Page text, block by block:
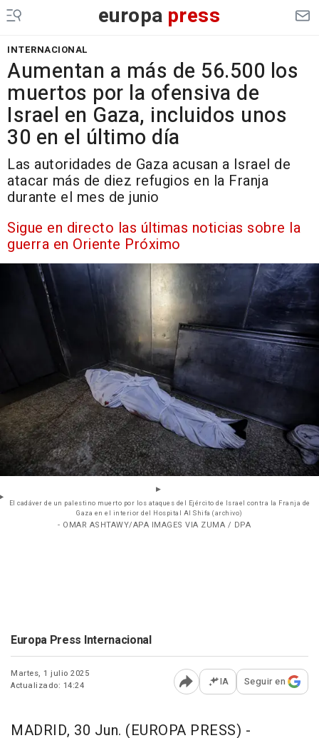
europa press
INTERNACIONAL
Aumentan a más de 56.500 los
muertos por la ofensiva de
Israel en Gaza, incluidos unos
30 en el último día
Las autoridades de Gaza acusan a Israel de
atacar más de diez refugios en la Franja
durante el mes de junio
Sigue en directo las últimas noticias sobre la
guerra en Oriente Próximo
El cadáver de un palestino muerto por los ataques del Ejército de Israel contra la Franja de
Gaza en el interior del Hospital Al Shifa (archivo)
- OMAR ASHTAWY/APA IMAGES VIA ZUMA / DPA
Europa Press Internacional
Martes, 1 julio 2025
Actualizado: 14:24
Abrir opciones para
IA Seguir en
MADRID, 30 Jun. (EUROPA PRESS) -